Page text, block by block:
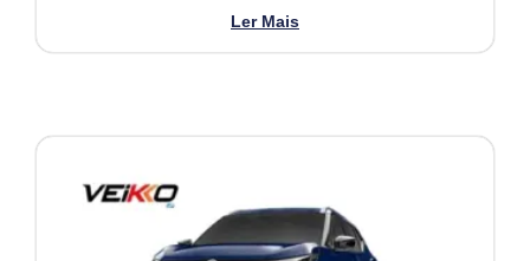
Ler Mais